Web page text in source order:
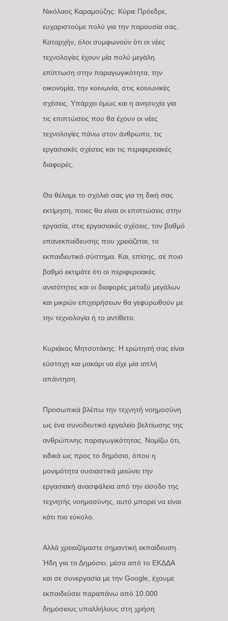
Νικόλαος Καραμούζης: Κύριε Πρόεδρε,
ευχαριστούμε πολύ για την παρουσία σας.
Καταρχήν, όλοι συμφωνούν ότι οι νέες
τεχνολογίες έχουν μία πολύ μεγάλη
επίπτωση στην παραγωγικότητα, την
οικονομία, την κοινωνία, στις κοινωνικές
σχέσεις. Υπάρχει όμως και η ανησυχία για
τις επιπτώσεις που θα έχουν οι νέες
τεχνολογίες πάνω στον άνθρωπο, τις
εργασιακές σχέσεις και τις περιφερειακές
διαφορές.
Θα θέλαμε το σχόλιό σας για τη δική σας
εκτίμηση, ποιες θα είναι οι επιπτώσεις στην
εργασία, στις εργασιακές σχέσεις, τον βαθμό
επανεκπαίδευσης που χρειάζεται, το
εκπαιδευτικό σύστημα. Και, επίσης, σε ποιο
βαθμό εκτιμάτε ότι οι περιφερειακές
ανισότητες και οι διαφορές μεταξύ μεγάλων
και μικρών επιχειρήσεων θα γεφυρωθούν με
την τεχνολογία ή το αντίθετο.
Κυριάκος Μητσοτάκης: Η ερώτησή σας είναι
εύστοχη και μακάρι να είχε μία απλή
απάντηση.
Προσωπικά βλέπω την τεχνητή νοημοσύνη
ως ένα συνοδευτικό εργαλείο βελτίωσης της
ανθρώπινης παραγωγικότητας. Νομίζω ότι,
ειδικά ως προς το δημόσιο, όπου η
μονιμότητα ουσιαστικά μειώνει την
εργασιακή ανασφάλεια από την είσοδο της
τεχνητής νοημοσύνης, αυτό μπορεί να είναι
κάτι πιο εύκολο.
Αλλά χρειαζόμαστε σημαντική εκπαίδευση.
Ήδη για το Δημόσιο, μέσα από το ΕΚΔΔΑ
και σε συνεργασία με την Google, έχουμε
εκπαιδεύσει παραπάνω από 10.000
δημόσιους υπαλλήλους στη χρήση